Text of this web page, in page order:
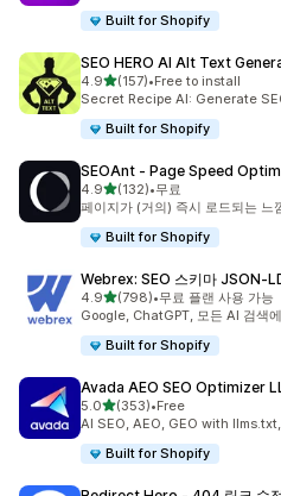
Built for Shopify
SEO HERO AI Alt Text
4.9별 5개 중
(157)
총 리뷰 157개
•Free to install
Secret Recipe AI: Generate
Built for Shopify
SEOAnt ‑ Page Speed
4.9별 5개 중
(132)
총 리뷰 132개
•무료
페이지가 (거의) 즉시 로드되는 느
Built for Shopify
Webrex: SEO 스키마
4.9별 5개 중
(798)
총 리뷰 798개
•무료 플랜 사용 가능
Google, ChatGPT, 모든 AI 검색
Built for Shopify
Avada AEO SEO Optimizer
5.0별 5개 중
(353)
총 리뷰 353개
•Free
AI SEO, AEO, GEO with
Built for Shopify